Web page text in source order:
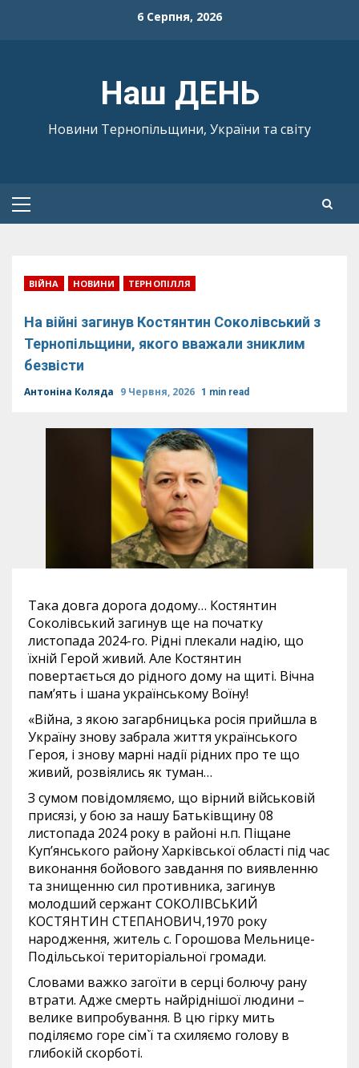
6 Серпня, 2026
Наш ДЕНЬ
Новини Тернопільщини, України та світу
Primary
ВІЙНА НОВИНИ ТЕРНОПІЛЛЯ
На війні загинув Костянтин Соколівський з
Тернопільщини, якого вважали зниклим
безвісти
Антоніна Коляда 9 Червня, 2026 1 min read
Така довга дорога додому… Костянтин
Соколівський загинув ще на початку
листопада 2024-го. Рідні плекали надію, що
їхній Герой живий. Але Костянтин
повертається до рідного дому на щиті. Вічна
пам’ять і шана українському Воїну!
«Війна, з якою загарбницька росія прийшла в
Україну знову забрала життя українського
Героя, і знову марні надії рідних про те що
живий, розвіялись як туман…
З сумом повідомляємо, що вірний військовій
присязі, у бою за нашу Батьківщину 08
листопада 2024 року в районі н.п. Піщане
Куп’янського району Харківської області під час
виконання бойового завдання по виявленню
та знищенню сил противника, загинув
молодший сержант СОКОЛІВСЬКИЙ
КОСТЯНТИН СТЕПАНОВИЧ,1970 року
народження, житель с. Горошова Мельнице-
Подільської територіальної громади.
Словами важко загоїти в серці болючу рану
втрати. Адже смерть найріднішої людини –
велике випробування. В цю гірку мить
поділяємо горе сім`ї та схиляємо голову в
глибокій скорботі.